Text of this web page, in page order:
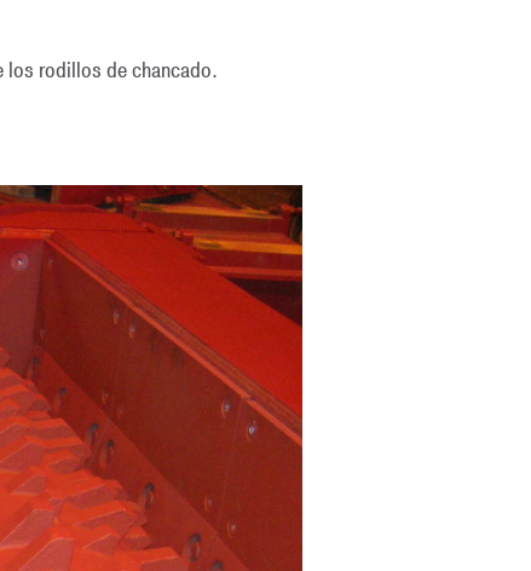
los rodillos de chancado.